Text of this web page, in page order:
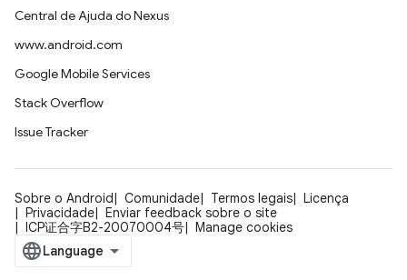
Central de Ajuda do Nexus
www.android.com
Google Mobile Services
Stack Overflow
Issue Tracker
Sobre o Android Comunidade Termos legais
Licença
Privacidade
Enviar feedback sobre o site
ICP证合字B2-20070004号
Manage cookies